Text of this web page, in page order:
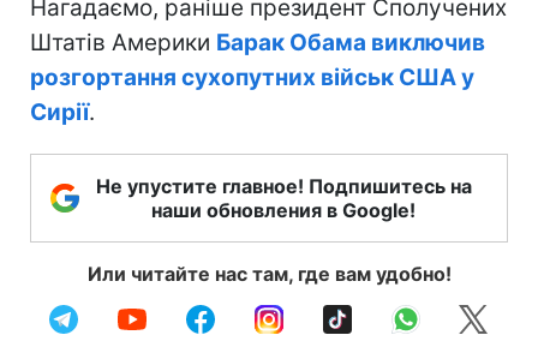
Нагадаємо, раніше президент Сполучених
Штатів Америки Барак Обама виключив
розгортання сухопутних військ США у
Сирії.
Не упустите главное! Подпишитесь на
наши обновления в Google!
Или читайте нас там, где вам удобно!